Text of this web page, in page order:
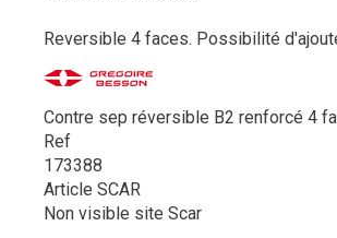
Reversible 4 faces. Possibilité
Contre sep réversible B2 renforcé 4
Ref
173388
Article SCAR
Non visible site Scar